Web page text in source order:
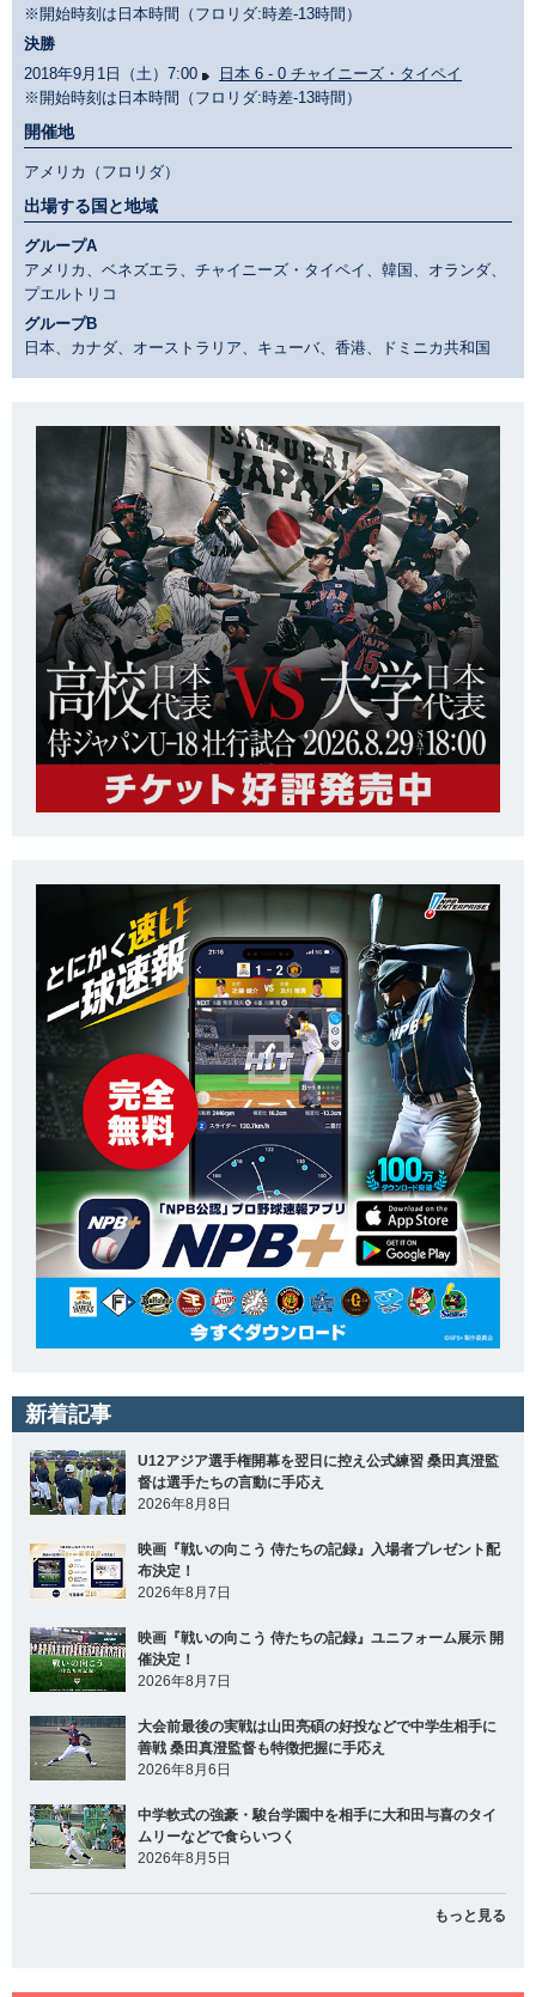
※開始時刻は日本時間（フロリダ:時差-13時間）
決勝
2018年9月1日（土）7:00
日本 6 - 0 チャイニーズ・タイペイ
※開始時刻は日本時間（フロリダ:時差-13時間）
開催地
アメリカ（フロリダ）
出場する国と地域
グループA
アメリカ、ベネズエラ、チャイニーズ・タイペイ、韓国、オランダ、
プエルトリコ
グループB
日本、カナダ、オーストラリア、キューバ、香港、ドミニカ共和国
新着記事
U12アジア選手権開幕を翌日に控え公式練習 桑田真澄監
督は選手たちの言動に手応え
2026年8月8日
映画『戦いの向こう 侍たちの記録』入場者プレゼント配
布決定！
2026年8月7日
映画『戦いの向こう 侍たちの記録』ユニフォーム展示 開
催決定！
2026年8月7日
大会前最後の実戦は山田亮碩の好投などで中学生相手に
善戦 桑田真澄監督も特徴把握に手応え
2026年8月6日
中学軟式の強豪・駿台学園中を相手に大和田与喜のタイ
ムリーなどで食らいつく
2026年8月5日
もっと見る